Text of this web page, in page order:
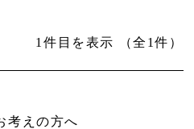
1件目を表示 （全1件）
考えの方へ